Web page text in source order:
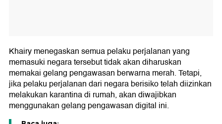
Khairy menegaskan semua pelaku perjalanan yang
memasuki negara tersebut tidak akan diharuskan
memakai gelang pengawasan berwarna merah. Tetapi,
jika pelaku perjalanan dari negara berisiko telah diizinkan
melakukan karantina di rumah, akan diwajibkan
menggunakan gelang pengawasan digital ini.